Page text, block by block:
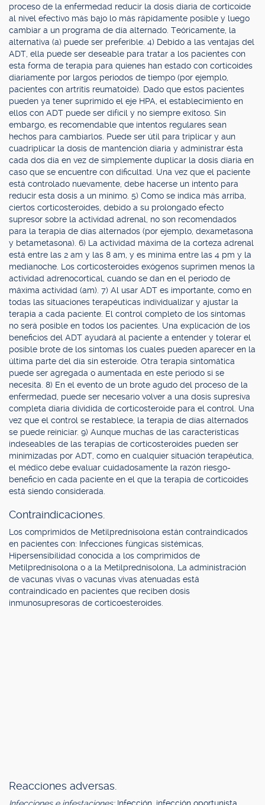
proceso de la enfermedad reducir la dosis diaria de corticoide
al nivel efectivo más bajo lo más rápidamente posible y luego
cambiar a un programa de día alternado. Teóricamente, la
alternativa (a) puede ser preferible. 4) Debido a las ventajas del
ADT, ella puede ser deseable para tratar a los pacientes con
esta forma de terapia para quienes han estado con corticoides
diariamente por largos periodos de tiempo (por ejemplo,
pacientes con artritis reumatoide). Dado que estos pacientes
pueden ya tener suprimido el eje HPA, el establecimiento en
ellos con ADT puede ser difícil y no siempre exitoso. Sin
embargo, es recomendable que intentos regulares sean
hechos para cambiarlos. Puede ser útil para triplicar y aun
cuadriplicar la dosis de mantención diaria y administrar ésta
cada dos día en vez de simplemente duplicar la dosis diaria en
caso que se encuentre con dificultad. Una vez que el paciente
está controlado nuevamente, debe hacerse un intento para
reducir esta dosis a un mínimo. 5) Como se indica más arriba,
ciertos corticosteroides, debido a su prolongado efecto
supresor sobre la actividad adrenal, no son recomendados
para la terapia de días alternados (por ejemplo, dexametasona
y betametasona). 6) La actividad máxima de la corteza adrenal
está entre las 2 am y las 8 am, y es mínima entre las 4 pm y la
medianoche. Los corticosteroides exógenos suprimen menos la
actividad adrenocortical, cuando se dan en el periodo de
máxima actividad (am). 7) Al usar ADT es importante, como en
todas las situaciones terapéuticas individualizar y ajustar la
terapia a cada paciente. El control completo de los síntomas
no será posible en todos los pacientes. Una explicación de los
beneficios del ADT ayudará al paciente a entender y tolerar el
posible brote de los síntomas los cuales pueden aparecer en la
última parte del día sin esteroide. Otra terapia sintomática
puede ser agregada o aumentada en este periodo si se
necesita. 8) En el evento de un brote agudo del proceso de la
enfermedad, puede ser necesario volver a una dosis supresiva
completa diaria dividida de corticosteroide para el control. Una
vez que el control se restablece, la terapia de días alternados
se puede reiniciar. 9) Aunque muchas de las características
indeseables de las terapias de corticosteroides pueden ser
minimizadas por ADT, como en cualquier situación terapéutica,
el médico debe evaluar cuidadosamente la razón riesgo-
beneficio en cada paciente en el que la terapia de corticoides
está siendo considerada.
Contraindicaciones.
Los comprimidos de Metilprednisolona están contraindicados
en pacientes con: Infecciones fúngicas sistémicas,
Hipersensibilidad conocida a los comprimidos de
Metilprednisolona o a la Metilprednisolona, La administración
de vacunas vivas o vacunas vivas atenuadas está
contraindicado en pacientes que reciben dosis
inmunosupresoras de corticoesteroides.
Reacciones adversas.